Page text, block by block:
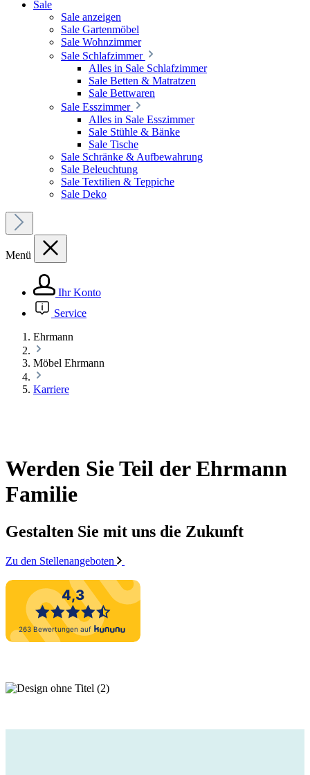
Sale
Sale anzeigen
Sale Gartenmöbel
Sale Wohnzimmer
Sale Schlafzimmer
Alles in Sale Schlafzimmer
Sale Betten & Matratzen
Sale Bettwaren
Sale Esszimmer
Alles in Sale Esszimmer
Sale Stühle & Bänke
Sale Tische
Sale Schränke & Aufbewahrung
Sale Beleuchtung
Sale Textilien & Teppiche
Sale Deko
Menü
Ihr Konto
Service
Ehrmann
Möbel Ehrmann
Karriere
Werden Sie Teil der Ehrmann
Familie
Gestalten Sie mit uns die Zukunft
Zu den Stellenangeboten